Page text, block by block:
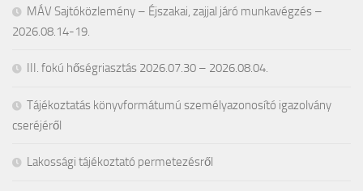
MÁV Sajtóközlemény – Éjszakai, zajjal járó munkavégzés –
2026.08.14-19.
III. fokú hőségriasztás 2026.07.30 – 2026.08.04.
Tájékoztatás könyvformátumú személyazonosító igazolvány
cseréjéről
Lakossági tájékoztató permetezésről